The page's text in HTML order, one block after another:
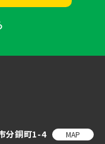
分銅町1-4 MAP